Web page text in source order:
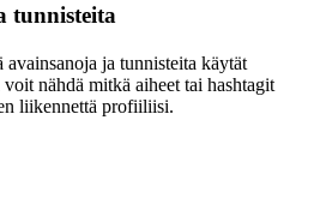
tunnisteita
avainsanoja ja tunnisteita käytät
voit nähdä mitkä aiheet tai hashtagit
liikennettä profiiliisi.